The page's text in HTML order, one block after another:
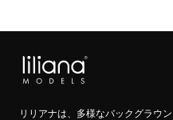
リリアナは、多様なバックグラウ